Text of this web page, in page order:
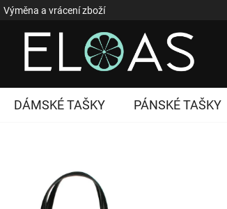
Výměna a vrácení zboží
DÁMSKÉ TAŠKY PÁNSKÉ TAŠKY